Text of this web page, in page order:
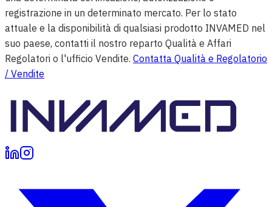
registrazione in un determinato mercato. Per lo stato
attuale e la disponibilità di qualsiasi prodotto INVAMED nel
suo paese, contatti il nostro reparto Qualità e Affari
Regolatori o l'ufficio Vendite. Contatta Qualità e Regolatorio
/ Vendite